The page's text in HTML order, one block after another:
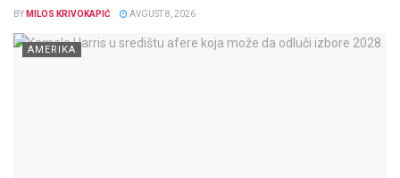
BY MILOS KRIVOKAPIĆ AVGUST 8, 2026
AMERIKA